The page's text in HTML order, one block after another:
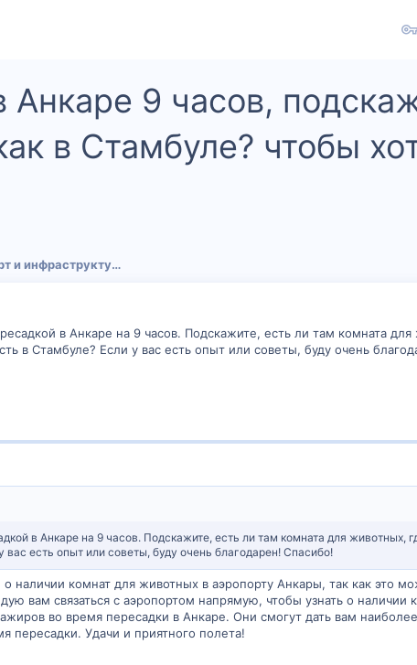
9 часов,
в Стамбуле? чтобы
Общественный транспорт и инфраструктура
в Анкаре на 9 часов. Подскажите, есть ли там комната
в Стамбуле? Если у вас есть опыт или советы, буду очень
в Анкаре на 9 часов. Подскажите, есть ли там комната для животных,
вас есть опыт или советы, буду очень благодарен! Спасибо!
комнат для животных в аэропорту Анкары, так как это
вам связаться с аэропортом напрямую, чтобы узнать о наличии
во время пересадки в Анкаре. Они смогут дать вам
Удачи и приятного полета!